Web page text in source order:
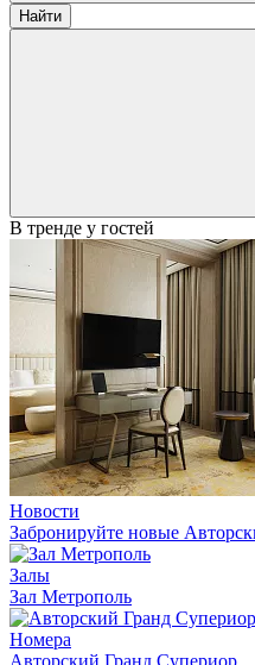
Найти
В тренде у гостей
Новости
Забронируйте новые
Залы
Зал Метрополь
Номера
Авторский Гранд Супериор